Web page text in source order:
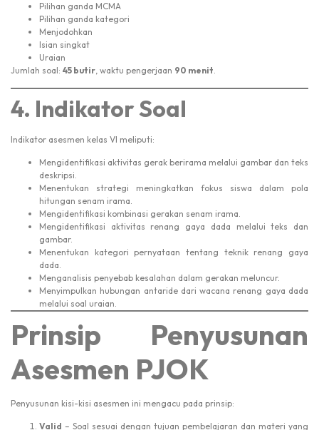
Pilihan ganda MCMA
Pilihan ganda kategori
Menjodohkan
Isian singkat
Uraian
Jumlah soal: 45 butir, waktu pengerjaan 90 menit.
4. Indikator Soal
Indikator asesmen kelas VI meliputi:
Mengidentifikasi aktivitas gerak berirama melalui gambar dan teks
deskripsi.
Menentukan strategi meningkatkan fokus siswa dalam pola
hitungan senam irama.
Mengidentifikasi kombinasi gerakan senam irama.
Mengidentifikasi aktivitas renang gaya dada melalui teks dan
gambar.
Menentukan kategori pernyataan tentang teknik renang gaya
dada.
Menganalisis penyebab kesalahan dalam gerakan meluncur.
Menyimpulkan hubungan antaride dari wacana renang gaya dada
melalui soal uraian.
Prinsip Penyusunan
Asesmen PJOK
Penyusunan kisi-kisi asesmen ini mengacu pada prinsip:
Valid – Soal sesuai dengan tujuan pembelajaran dan materi yang